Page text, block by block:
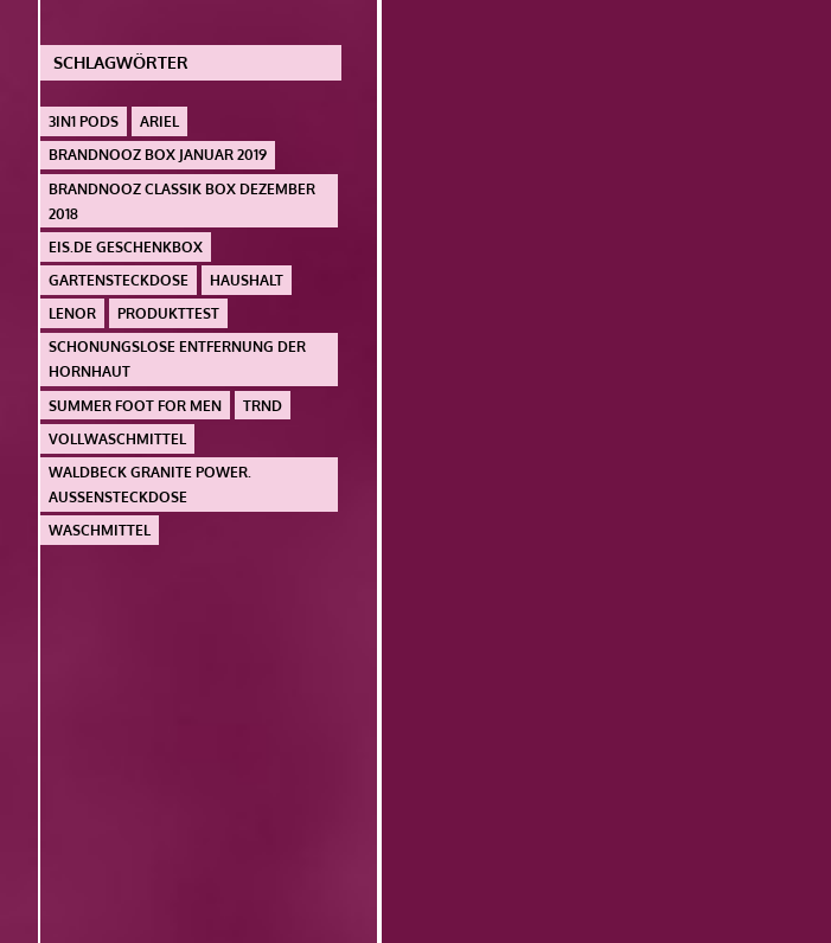
SCHLAGWÖRTER
3IN1 PODS
ARIEL
BRANDNOOZ BOX JANUAR 2019
BRANDNOOZ CLASSIK BOX DEZEMBER
2018
EIS.DE GESCHENKBOX
GARTENSTECKDOSE
HAUSHALT
LENOR
PRODUKTTEST
SCHONUNGSLOSE ENTFERNUNG DER
HORNHAUT
SUMMER FOOT FOR MEN
TRND
VOLLWASCHMITTEL
WALDBECK GRANITE POWER.
AUSSENSTECKDOSE
WASCHMITTEL